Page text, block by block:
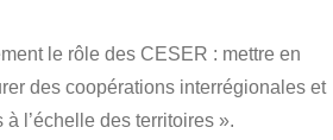
le rôle des CESER : mettre en
des coopérations interrégionales et
l’échelle des territoires ».